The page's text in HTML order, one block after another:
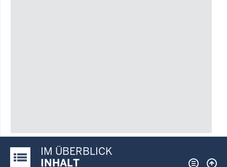
Justiz-Portal im Überblick:
IM ÜBERBLICK
INHALT